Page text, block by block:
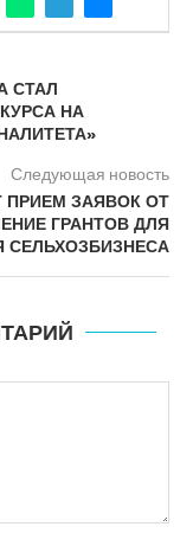
СТАЛ
НА
Следующая новость
ПРИЕМ ЗАЯВОК ОТ
ГРАНТОВ ДЛЯ
СЕЛЬХОЗБИЗНЕСА